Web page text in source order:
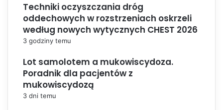
Techniki oczyszczania dróg
oddechowych w rozstrzeniach oskrzeli
według nowych wytycznych CHEST 2026
3 godziny temu
Lot samolotem a mukowiscydoza.
Poradnik dla pacjentów z
mukowiscydozą
3 dni temu